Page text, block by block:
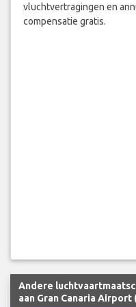
vluchtvertragingen en
compensatie gratis.
Andere
aan Gran Canaria Airport